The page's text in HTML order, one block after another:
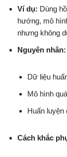
Ví dụ: Dùng
hướng, mô
nhưng không
Nguyên nhân:
Dữ liệu
Mô hình
Huấn luyện
Cách khắc